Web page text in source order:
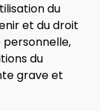
du
et du droit
du
grave et